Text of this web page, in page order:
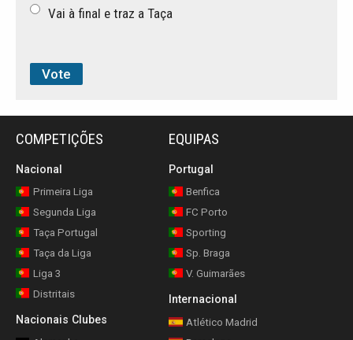
Vai à final e traz a Taça
COMPETIÇÕES
Nacional
Primeira Liga
Segunda Liga
Taça Portugal
Taça da Liga
Liga 3
Distritais
Nacionais Clubes
EQUIPAS
Portugal
Benfica
FC Porto
Sporting
Sp. Braga
V. Guimarães
Internacional
Atlético Madrid